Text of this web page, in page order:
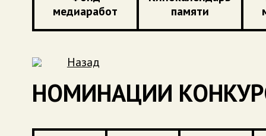
медиаработ
памяти
Назад
НОМИНАЦИИ